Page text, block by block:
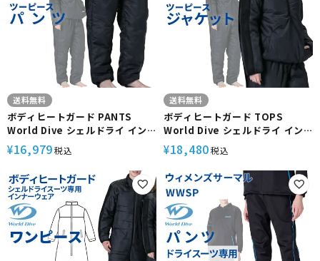
送料無料
ボディヒートガード PANTS
World Dive シェルドライ イン
ナー パンツ 高機能中綿 3Mシン
サレート 保温性 速乾性 起毛裏地
ドライスーツインナー WBHG-
3P ワールドダイブ
¥16,979税込
送料無料
ボディヒートガード TOPS
World Dive シェルドライ イン
ナージャケット トップス 高機能
中綿 3Mシンサレート 保温性 速
乾性 ナイロン表地 肩補強 起毛裏
地 ドライスーツインナー WBHG-
3JK ワールドダイブ
¥18,480税込